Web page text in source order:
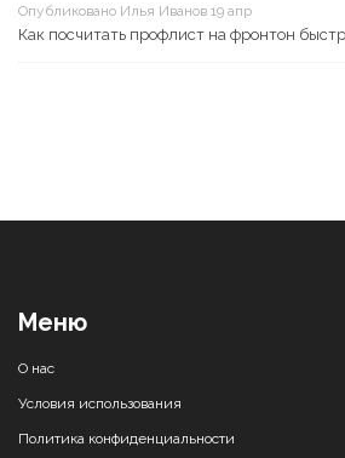
Опубликовано Илья Иванов 19 апр
Как посчитать профлист на фронтон
Меню
О нас
Условия использования
Политика конфиденциальности